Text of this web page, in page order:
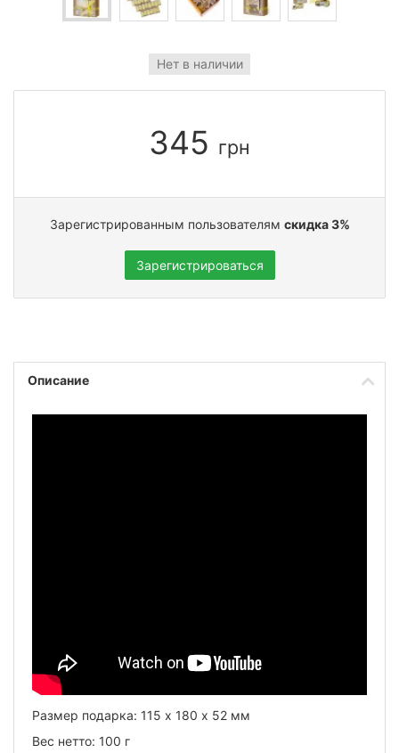
Нет в наличии
345 грн
Зарегистрированным пользователям скидка 3%
Зарегистрироваться
Описание
Размер подарка: 115 х 180 х 52 мм
Вес нетто: 100 г